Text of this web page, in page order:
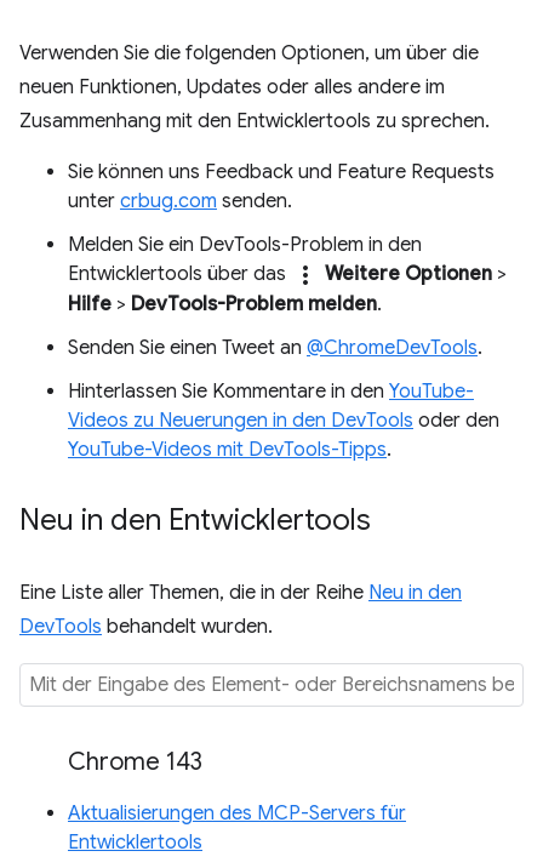
Verwenden Sie die folgenden Optionen, um über die
neuen Funktionen, Updates oder alles andere im
Zusammenhang mit den Entwicklertools zu sprechen.
Sie können uns Feedback und Feature Requests
unter crbug.com senden.
Melden Sie ein DevTools-Problem in den
Entwicklertools über das
more_vert Weitere Optionen >
Hilfe > DevTools-Problem melden.
Senden Sie einen Tweet an @ChromeDevTools.
Hinterlassen Sie Kommentare in den YouTube-
Videos zu Neuerungen in den DevTools oder den
YouTube-Videos mit DevTools-Tipps.
Neu in den Entwicklertools
Eine Liste aller Themen, die in der Reihe Neu in den
DevTools behandelt wurden.
Chrome 143
Aktualisierungen des MCP-Servers für
Entwicklertools